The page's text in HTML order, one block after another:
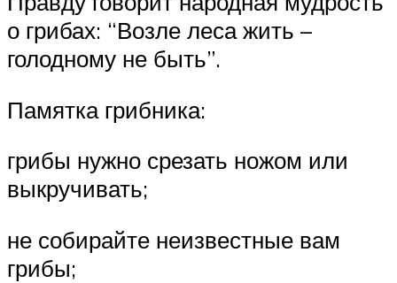
о грибах: “Возле леса жить –
голодному не быть”.
Памятка грибника:
грибы нужно срезать ножом или
выкручивать;
не собирайте неизвестные вам
грибы;